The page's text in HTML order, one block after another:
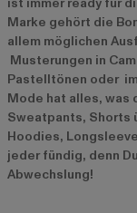
Marke gehört die
allem möglichen
Musterungen in
Pastelltönen oder
Mode hat alles, was
Sweatpants, Shorts
Hoodies,
jeder fündig, denn
Abwechslung!